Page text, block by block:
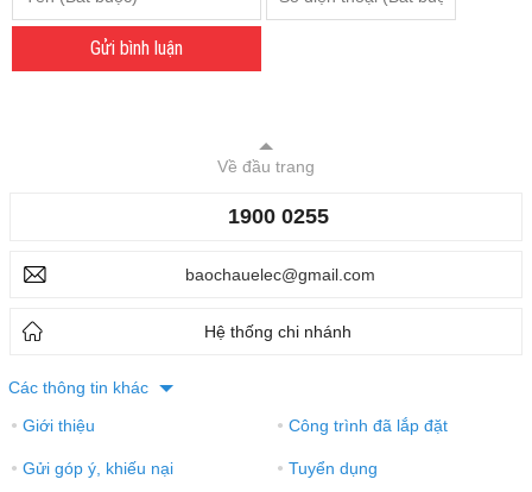
Gửi bình luận
Về đầu trang
1900 0255
baochauelec@gmail.com
Hệ thống chi nhánh
Các thông tin khác
● Giới thiệu ● Công trình đã lắp đặt
● Gửi góp ý, khiếu nại ● Tuyển dụng